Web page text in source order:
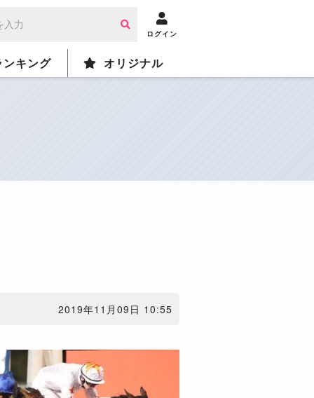
ログイン
ンキング オリジナル
2019年11月09日 10:55